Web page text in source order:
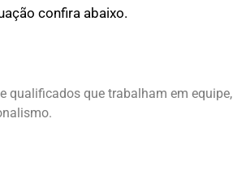
confira abaixo.
qualificados que trabalham em equipe,